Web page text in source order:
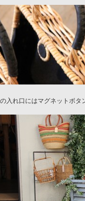
入れ口にはマグネットボタ